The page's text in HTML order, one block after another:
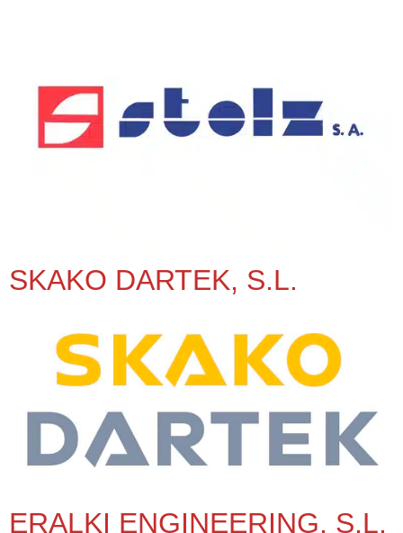
SKAKO DARTEK, S.L.
ERALKI ENGINEERING, S.L.